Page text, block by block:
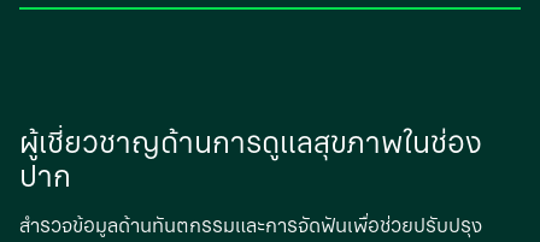
ผู้เชี่ยวชาญด้านการดูแลสุขภาพในช่อง
ปาก
สำรวจข้อมูลด้านทันตกรรมและการจัดฟันเพื่อช่วยปรับปรุง